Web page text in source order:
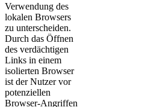
Verwendung des
lokalen Browsers
zu unterscheiden.
Durch das Öffnen
des verdächtigen
Links in einem
isolierten Browser
ist der Nutzer vor
potenziellen
Browser-Angriffen